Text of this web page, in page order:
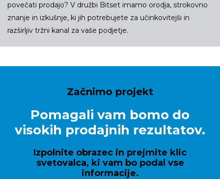
povečati prodajo? V družbi Bitset imamo orodja, strokovno
znanje in izkušnje, ki jih potrebujete za učinkovitejši in
razširljiv tržni kanal za vaše podjetje.
Začnimo projekt
Pomagali vam bomo do
visokih prodajnih rezultatov.
Izpolnite obrazec in prejmite klic
svetovalca, ki vam bo podal vse
informacije.